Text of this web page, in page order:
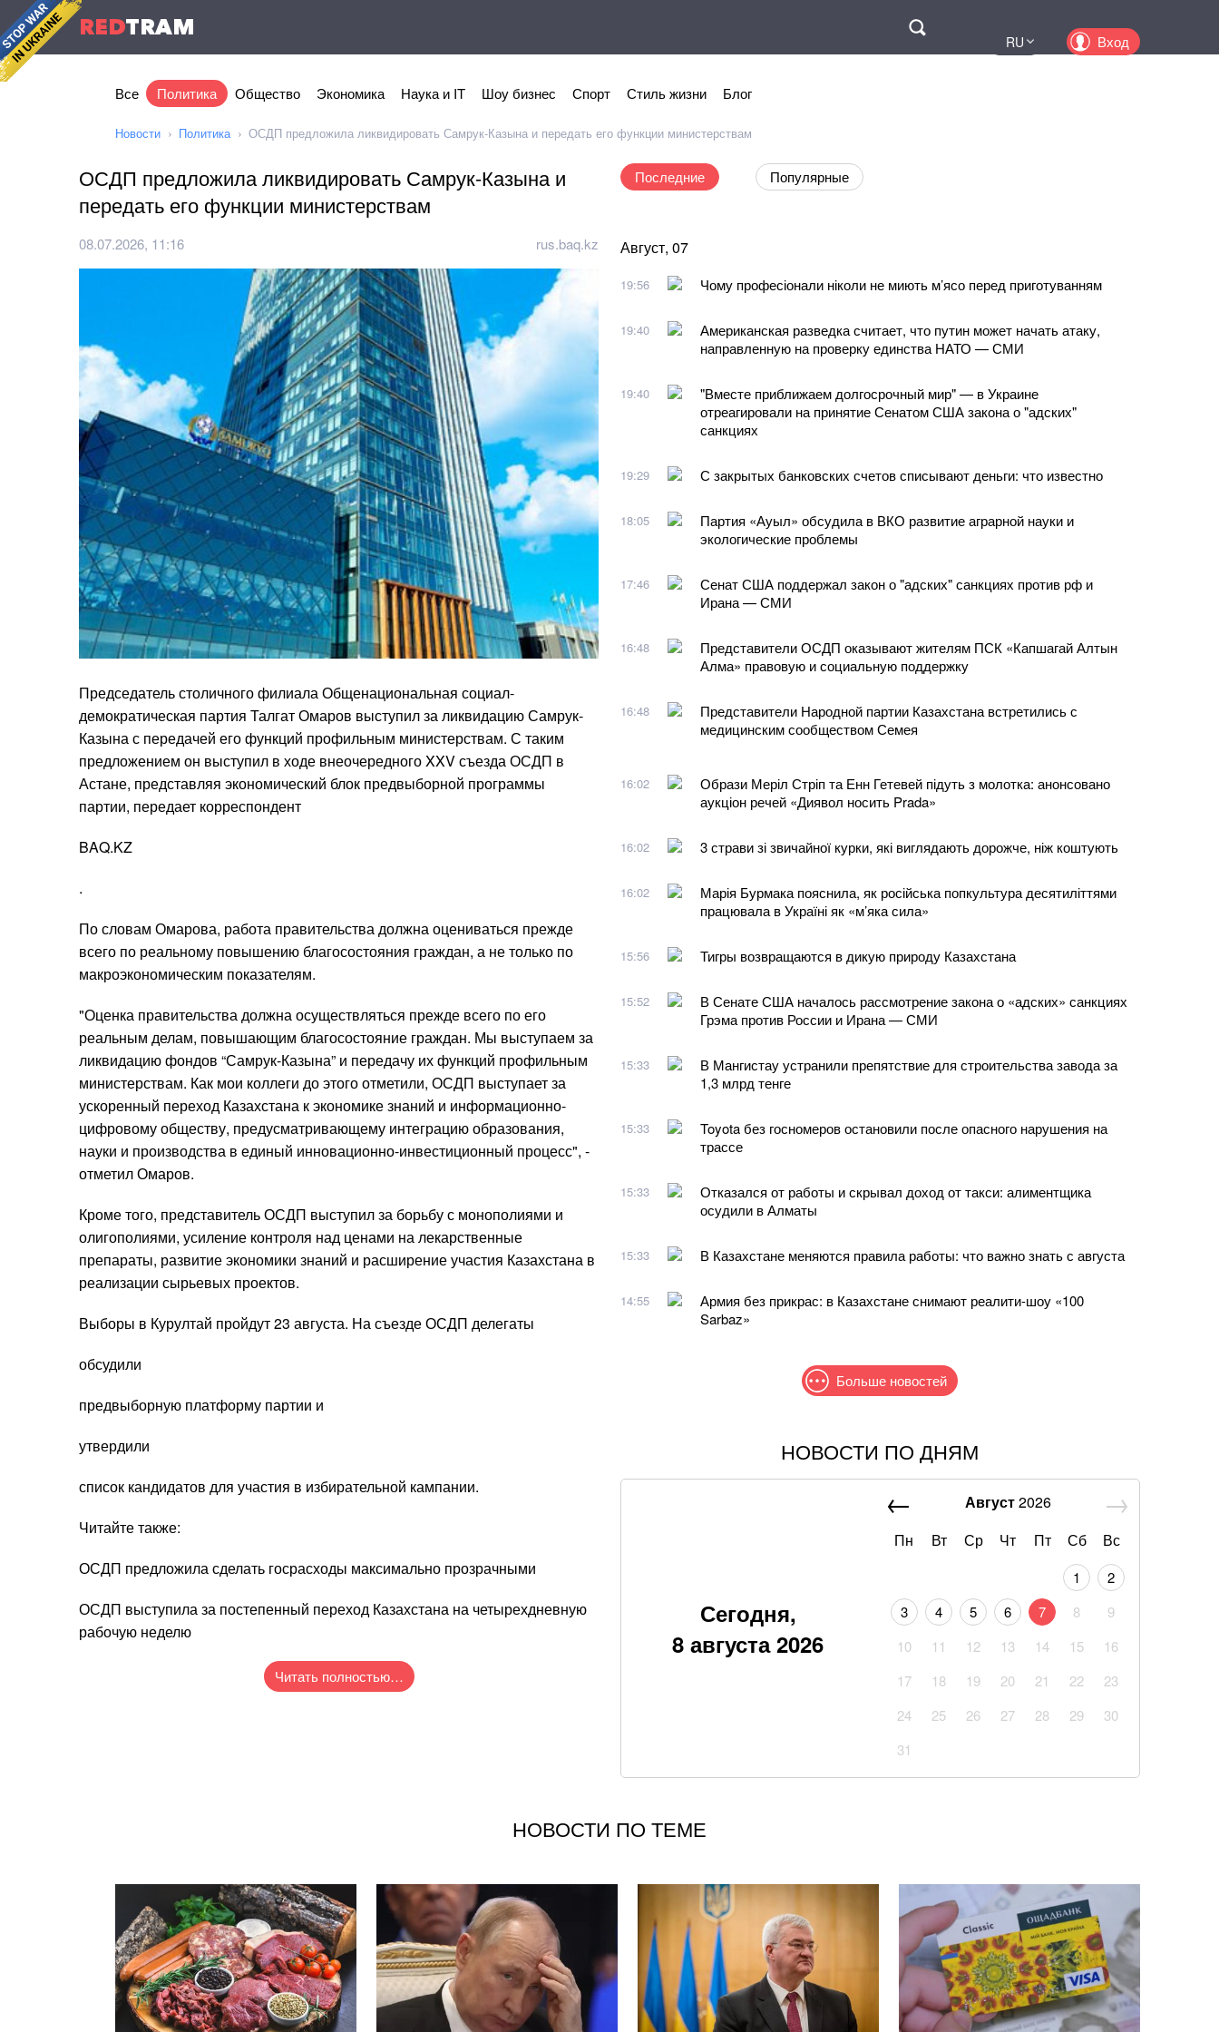
REDTRAM
RU Вход
Все Политика Общество Экономика Наука и IT Шоу бизнес Спорт Стиль жизни Блог
Новости Политика ОСДП предложила ликвидировать Самрук-Казына и передать его функции министерствам
ОСДП предложила ликвидировать Самрук-Казына и
передать его функции министерствам
08.07.2026, 11:16 rus.baq.kz
Председатель столичного филиала Общенациональная социал-
демократическая партия Талгат Омаров выступил за ликвидацию Самрук-
Казына с передачей его функций профильным министерствам. С таким
предложением он выступил в ходе внеочередного XXV съезда ОСДП в
Астане, представляя экономический блок предвыборной программы
партии, передает корреспондент
BAQ.KZ
.
По словам Омарова, работа правительства должна оцениваться прежде
всего по реальному повышению благосостояния граждан, а не только по
макроэкономическим показателям.
"Оценка правительства должна осуществляться прежде всего по его
реальным делам, повышающим благосостояние граждан. Мы выступаем за
ликвидацию фондов “Самрук-Казына” и передачу их функций профильным
министерствам. Как мои коллеги до этого отметили, ОСДП выступает за
ускоренный переход Казахстана к экономике знаний и информационно-
цифровому обществу, предусматривающему интеграцию образования,
науки и производства в единый инновационно-инвестиционный процесс", -
отметил Омаров.
Кроме того, представитель ОСДП выступил за борьбу с монополиями и
олигополиями, усиление контроля над ценами на лекарственные
препараты, развитие экономики знаний и расширение участия Казахстана в
реализации сырьевых проектов.
Выборы в Курултай пройдут 23 августа. На съезде ОСДП делегаты
обсудили
предвыборную платформу партии и
утвердили
список кандидатов для участия в избирательной кампании.
Читайте также:
ОСДП предложила сделать госрасходы максимально прозрачными
ОСДП выступила за постепенный переход Казахстана на четырехдневную
рабочую неделю
Читать полностью…
Последние Популярные
Август, 07
19:56 Чому професіонали ніколи не миють м’ясо перед приготуванням
19:40
Американская разведка считает, что путин может начать атаку,
направленную на проверку единства НАТО — СМИ
19:40
"Вместе приближаем долгосрочный мир" — в Украине
отреагировали на принятие Сенатом США закона о "адских"
санкциях
19:29 С закрытых банковских счетов списывают деньги: что известно
18:05
Партия «Ауыл» обсудила в ВКО развитие аграрной науки и
экологические проблемы
17:46
Сенат США поддержал закон о "адских" санкциях против рф и
Ирана — СМИ
16:48
Представители ОСДП оказывают жителям ПСК «Капшагай Алтын
Алма» правовую и социальную поддержку
16:48
Представители Народной партии Казахстана встретились с
медицинским сообществом Семея
16:02
Образи Меріл Стріп та Енн Гетевей підуть з молотка: анонсовано
аукціон речей «Диявол носить Prada»
16:02 3 страви зі звичайної курки, які виглядають дорожче, ніж коштують
16:02
Марія Бурмака пояснила, як російська попкультура десятиліттями
працювала в Україні як «м’яка сила»
15:56 Тигры возвращаются в дикую природу Казахстана
15:52
В Сенате США началось рассмотрение закона о «адских» санкциях
Грэма против России и Ирана — СМИ
15:33
В Мангистау устранили препятствие для строительства завода за
1,3 млрд тенге
15:33
Toyota без госномеров остановили после опасного нарушения на
трассе
15:33
Отказался от работы и скрывал доход от такси: алиментщика
осудили в Алматы
15:33 В Казахстане меняются правила работы: что важно знать с августа
14:55
Армия без прикрас: в Казахстане снимают реалити-шоу «100
Sarbaz»
Больше новостей
Самый полезный десерт для сердца, который легко приготовить
Американская модель Алекса Коллинз порадовала поклонников
Вкусный салат из пекинской капусты, яиц и свежих огурцов.
Ученые неожиданно обнаружили, что мозг лжет о том, что видят
глаза: как это происходит
Маляр озвучила соотношение потерь Украины и россии
Пассажир самолета США зафиксировал НЛО
Из плена РФ вернулась Валерия "Нава" Карпиленко, которая на
НОВОСТИ ПО ДНЯМ
Сегодня,
8 августа 2026
Август2026
Пн
Вт Ср Чт Пт Сб Вс
1
2
3
4 5 6 7 8
9
10
11 12 13 14 15
16
17
18 19 20 21 22
23
24
25 26 27 28 29
30
31
НОВОСТИ ПО ТЕМЕ